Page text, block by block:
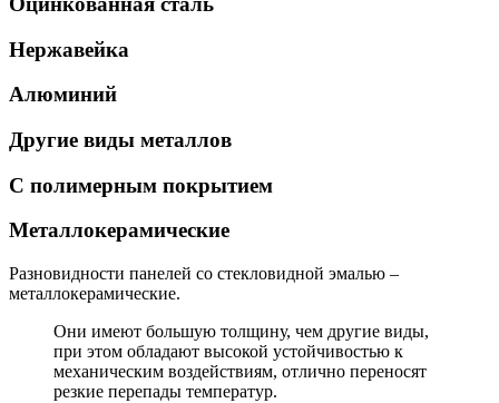
Нержавейка
Алюминий
Другие виды металлов
С полимерным покрытием
Металлокерамические
Разновидности панелей со стекловидной эмалью –
металлокерамические.
Они имеют большую толщину, чем другие виды,
при этом обладают высокой устойчивостью к
механическим воздействиям, отлично переносят
резкие перепады температур.